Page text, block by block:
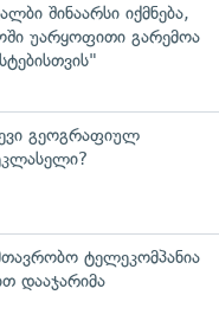
შინაარსი იქმნება,
უარყოფითი გარემოა
გეოგრაფიულ
ტელეკომპანია
დააჯარიმა